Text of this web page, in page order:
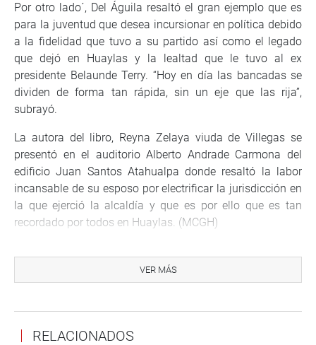
Por otro lado´, Del Águila resaltó el gran ejemplo que es
para la juventud que desea incursionar en política debido
a la fidelidad que tuvo a su partido así como el legado
que dejó en Huaylas y la lealtad que le tuvo al ex
presidente Belaunde Terry. “Hoy en día las bancadas se
dividen de forma tan rápida, sin un eje que las rija”,
subrayó.
La autora del libro, Reyna Zelaya viuda de Villegas se
presentó en el auditorio Alberto Andrade Carmona del
edificio Juan Santos Atahualpa donde resaltó la labor
incansable de su esposo por electrificar la jurisdicción en
la que ejerció la alcaldía y que es por ello que es tan
recordado por todos en Huaylas. (MCGH)
PRENSA CONGRESO 17-08-18
VER MÁS
RELACIONADOS